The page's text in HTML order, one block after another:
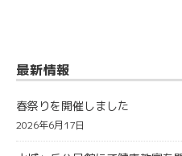
最新情報
春祭りを開催しました
2026年6月17日